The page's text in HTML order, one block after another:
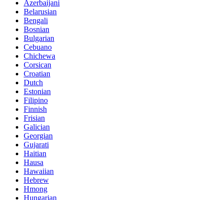
Azerbaijani
Belarusian
Bengali
Bosnian
Bulgarian
Cebuano
Chichewa
Corsican
Croatian
Dutch
Estonian
Filipino
Finnish
Frisian
Galician
Georgian
Gujarati
Haitian
Hausa
Hawaiian
Hebrew
Hmong
Hungarian